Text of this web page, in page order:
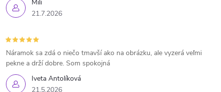
Mili
21.7.2026
Iveta Antolíková
21.5.2026
Náramok sa zdá o niečo tmavší ako na obrázku, ale vyzerá veľmi
pekne a drží dobre. Som spokojná